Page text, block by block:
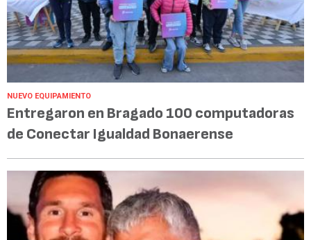
NUEVO EQUIPAMIENTO
Entregaron en Bragado 100 computadoras
de Conectar Igualdad Bonaerense